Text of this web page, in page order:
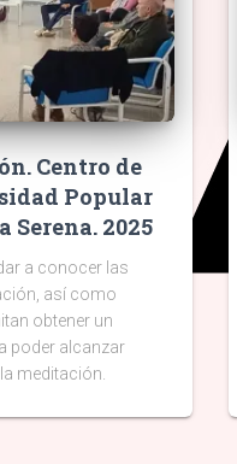
Centro de
Popular
2025
a conocer las
así como
obtener un
poder alcanzar
meditación.